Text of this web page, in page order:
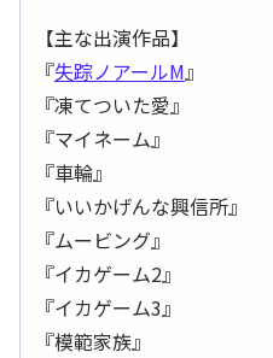
【主な出演作品】
『失踪ノアールM』
『凍てついた愛』
『マイネーム』
『車輪』
『いいかげんな興信所』
『ムービング』
『イカゲーム2』
『イカゲーム3』
『模範家族』